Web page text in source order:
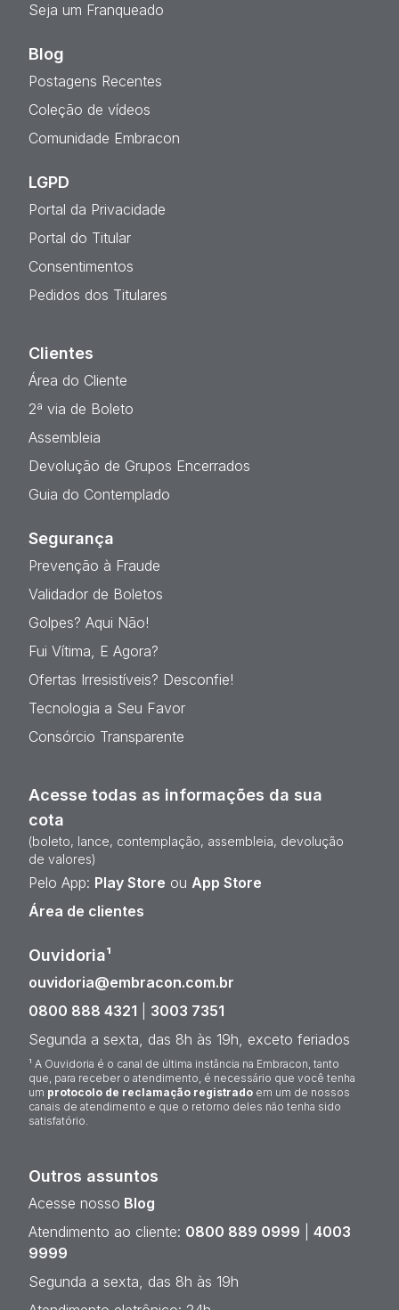
Seja um Franqueado
Blog
Postagens Recentes
Coleção de vídeos
Comunidade Embracon
LGPD
Portal da Privacidade
Portal do Titular
Consentimentos
Pedidos dos Titulares
Clientes
Área do Cliente
2ª via de Boleto
Assembleia
Devolução de Grupos Encerrados
Guia do Contemplado
Segurança
Prevenção à Fraude
Validador de Boletos
Golpes? Aqui Não!
Fui Vítima, E Agora?
Ofertas Irresistíveis? Desconfie!
Tecnologia a Seu Favor
Consórcio Transparente
Acesse todas as informações da sua
cota
(boleto, lance, contemplação, assembleia, devolução
de valores)
Pelo App: Play Store ou App Store
Área de clientes
Ouvidoria¹
ouvidoria@embracon.com.br
0800 888 4321
3003 7351
Segunda a sexta, das 8h às 19h, exceto feriados
¹ A Ouvidoria é o canal de última instância na Embracon, tanto
que, para receber o atendimento, é necessário que você tenha
um protocolo de reclamação registrado em um de nossos
canais de atendimento e que o retorno deles não tenha sido
satisfatório.
Outros assuntos
Acesse nosso Blog
Atendimento ao cliente: 0800 889 0999
4003
9999
Segunda a sexta, das 8h às 19h